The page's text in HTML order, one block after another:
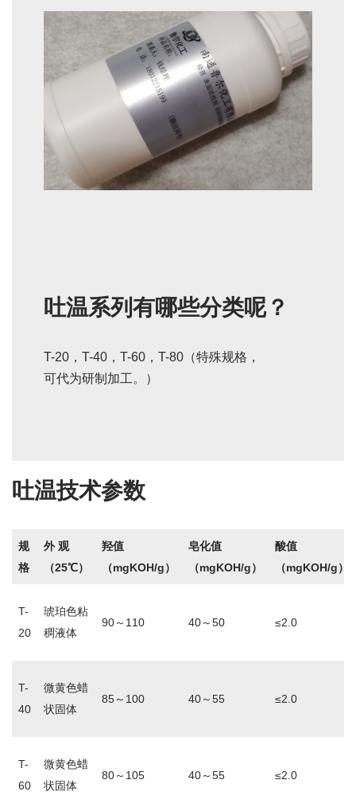
吐温系列有哪些分类呢？
T-20，T-40，T-60，T-80（特殊规格，
可代为研制加工。）
吐温技术参数
规
格
外 观
（25℃）
羟值
（mgKOH/g）
皂化值
（mgKOH/g）
酸值
（mgKOH/g）
T-
20
琥珀色粘
稠液体
90～110 40～50 ≤2.0
T-
40
微黄色蜡
状固体
85～100 40～55 ≤2.0
T-
60
微黄色蜡
状固体
80～105 40～55 ≤2.0